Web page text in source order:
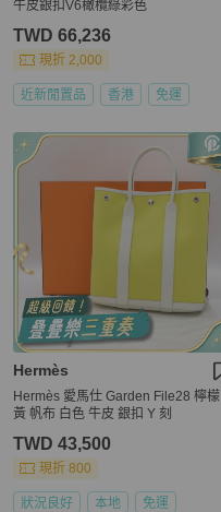
牛皮銀扣V6橄欖綠彩色
TWD 66,236
現折 2,000
近新閒置品 香港 免運
Hermès
Hermès 愛馬仕 Garden File28 檸檬
黃 帆布 白色 牛皮 銀扣 Y 刻
TWD 43,500
現折 800
狀況良好 本地 免運